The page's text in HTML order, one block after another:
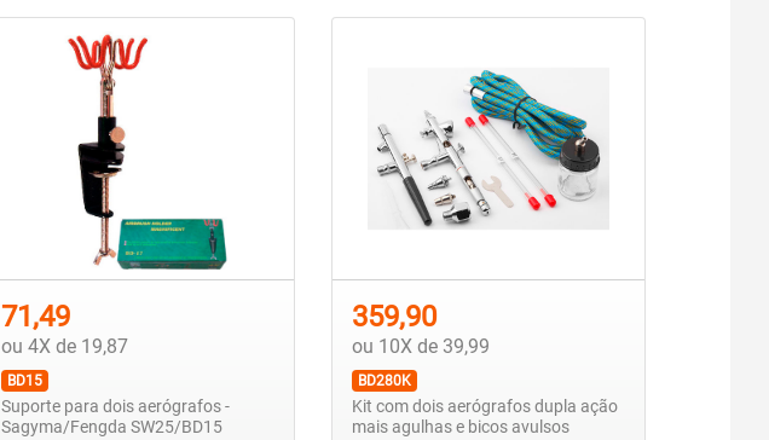
71,49
ou 4X de 19,87
BD15
Suporte para dois aerógrafos -
Sagyma/Fengda SW25/BD15
359,90
ou 10X de 39,99
BD280K
Kit com dois aerógrafos dupla ação
mais agulhas e bicos avulsos